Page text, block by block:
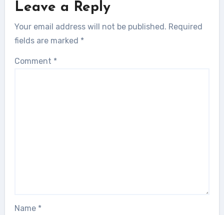
Leave a Reply
Your email address will not be published. Required
fields are marked *
Comment *
Name *